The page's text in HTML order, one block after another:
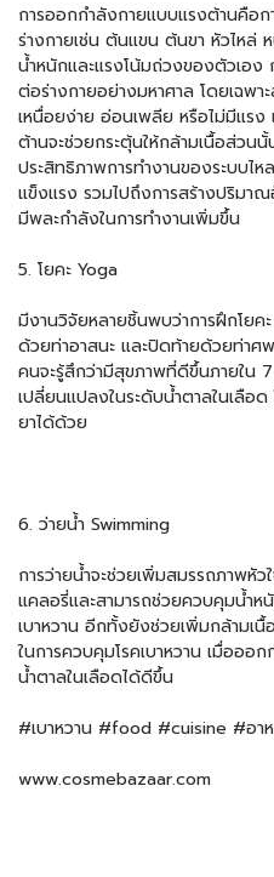
การออกกำลังกายแบบแรงต้านคือ
ร่างกายเช่น ต้นแขน ต้นขา หัวไหล่
น้ำหนักและแรงโน้มถ่วงของตัวเอง
ต่อร่างกายอย่างมหาศาล โดยเฉพา
เหนื่อยง่าย อ่อนเพลีย หรือไม่มีแรง
ต้านจะช่วยกระตุ้นให้กล้ามเนื้อส่วน
ประสิทธิภาพการทำงานของระบบไ
แข็งแรง รวมไปถึงการสร้างปริมาณ
มีพละกำลังในการทำงานเพิ่มขึ้น
5. โยคะ Yoga
มีงานวิจัยหลายชิ้นพบว่าการฝึกโย
ด้วยท่าอาสนะ และปิดท้ายด้วยท่าศ
คนจะรู้สึกว่ามีสุขภาพที่ดีขึ้นภายใน
เปลี่ยนแปลงในระดับน้ำตาลในเลือ
ยาได้ด้วย
6. ว่ายน้ำ Swimming
การว่ายน้ำจะช่วยเพิ่มสมรรถภาพหั
แคลอรี่และสามารถช่วยควบคุมน้ำ
เบาหวาน อีกทั้งยังช่วยเพิ่มกล้ามเนื้
ในการควบคุมโรคเบาหวาน เมื่อออ
น้ำตาลในเลือดได้ดีขึ้น
#เบาหวาน #food #cuisine #อาห
www.cosmebazaar.com